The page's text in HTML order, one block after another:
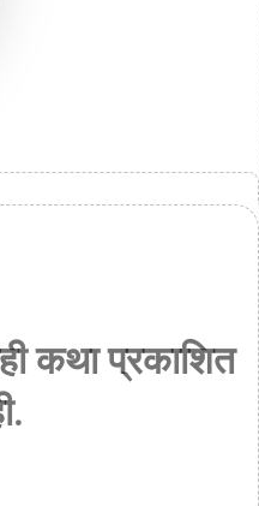
कथा प्रकाशित